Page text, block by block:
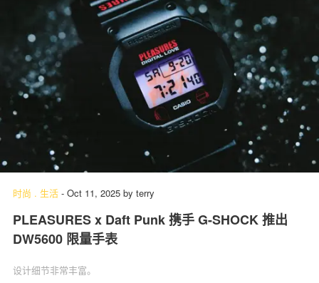
时尚 . 生活 - Oct 11, 2025 by terry
PLEASURES x Daft Punk 携手 G-SHOCK 推出
DW5600 限量手表
设计细节非常丰富。